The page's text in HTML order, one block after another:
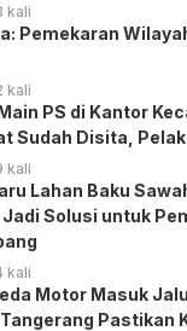
kali
Pemekaran
kali
PS di Kantor
Sudah Disita,
kali
Lahan Baku
Solusi untuk
kali
Motor Masuk
Pastikan